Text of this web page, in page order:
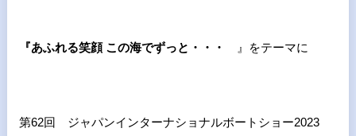
『あふれる笑顔 この海でずっと・・・ 』をテーマに
第62回 ジャパンインターナショナルボートショー2023